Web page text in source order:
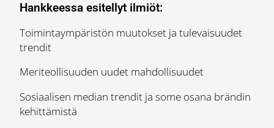
Hankkeessa esitellyt ilmiöt:
Toimintaympäristön muutokset ja tulevaisuudet
trendit
Meriteollisuuden uudet mahdollisuudet
Sosiaalisen median trendit ja some osana brändin
kehittämistä